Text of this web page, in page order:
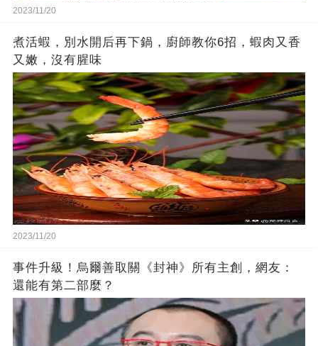
2023/11/20
煮活蝦，別水開后再下鍋，廚師教你6招，蝦肉又香
又嫩，沒有腥味
2023/11/20
事件升級！烏爾善取關《封神》所有主創，網友：
還能有第二部麼？